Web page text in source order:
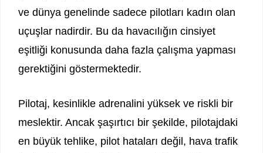
ve dünya genelinde sadece pilotları kadın olan
uçuşlar nadirdir. Bu da havacılığın cinsiyet
eşitliği konusunda daha fazla çalışma yapması
gerektiğini göstermektedir.
Pilotaj, kesinlikle adrenalini yüksek ve riskli bir
meslektir. Ancak şaşırtıcı bir şekilde, pilotajdaki
en büyük tehlike, pilot hataları değil, hava trafik